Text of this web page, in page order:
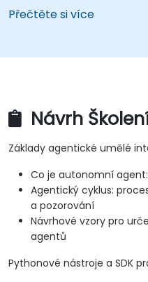
Přečtěte si více
Návrh
Základy agentické umělé
Co je autonomní
Agentický cyklus:
a pozorování
Návrhové vzory pro
agentů
Pythonové nástroje a SDK